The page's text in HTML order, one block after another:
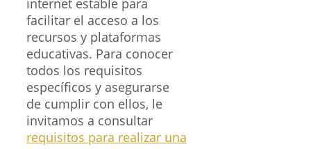
internet estable para
facilitar el acceso a los
recursos y plataformas
educativas. Para conocer
todos los requisitos
específicos y asegurarse
de cumplir con ellos, le
invitamos a consultar
requisitos para realizar una